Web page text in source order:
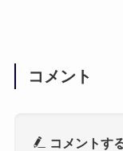
コメント
コメントす